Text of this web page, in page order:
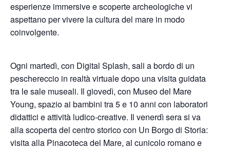
esperienze immersive e scoperte archeologiche vi
aspettano per vivere la cultura del mare in modo
coinvolgente.
Ogni martedì, con Digital Splash, sali a bordo di un
peschereccio in realtà virtuale dopo una visita guidata
tra le sale museali. Il giovedì, con Museo del Mare
Young, spazio ai bambini tra 5 e 10 anni con laboratori
didattici e attività ludico-creative. Il venerdì sera si va
alla scoperta del centro storico con Un Borgo di Storia:
visita alla Pinacoteca del Mare, al cunicolo romano e